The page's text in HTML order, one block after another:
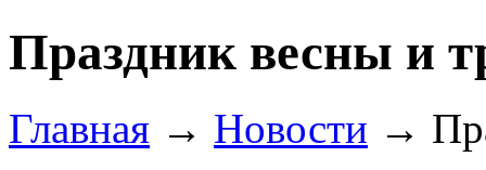
Праздник весны и
Главная → Новости →